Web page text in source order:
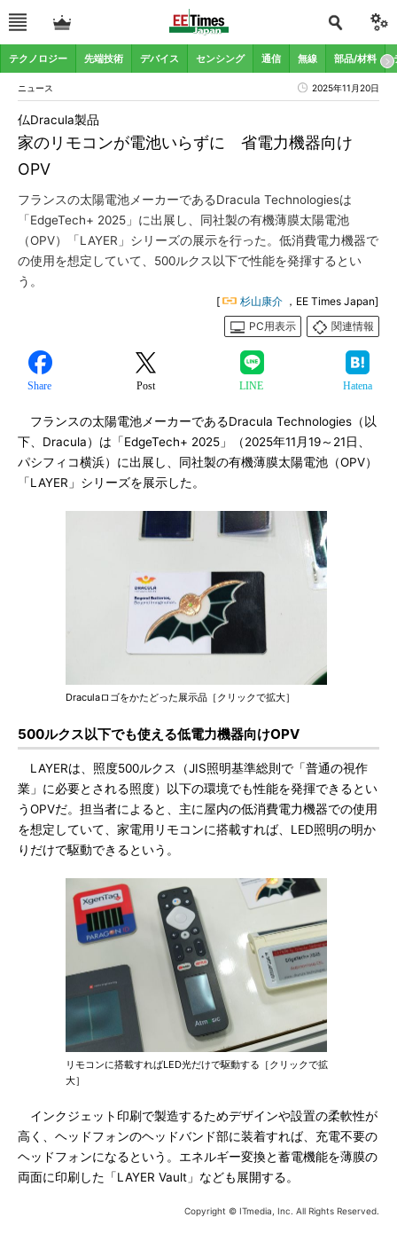
テクノロジー 先端技術 デバイス センシング 通信 無線 部品/材料
ニュース 2025年11月20日
家のリモコンが電池いらずに 省電力機器向け
OPV
仏Dracula製品
フランスの太陽電池メーカーであるDracula Technologiesは
「EdgeTech+ 2025」に出展し、同社製の有機薄膜太陽電池
（OPV）「LAYER」シリーズの展示を行った。低消費電力機器で
の使用を想定していて、500ルクス以下で性能を発揮するとい
う。
[ 杉山康介 ，EE Times Japan]
PC用表示
関連情報
Share Post LINE Hatena
フランスの太陽電池メーカーであるDracula Technologies（以
下、Dracula）は「EdgeTech+ 2025」（2025年11月19～21日、
パシフィコ横浜）に出展し、同社製の有機薄膜太陽電池（OPV）
「LAYER」シリーズを展示した。
Draculaロゴをかたどった展示品［クリックで拡大］
500ルクス以下でも使える低電力機器向けOPV
LAYERは、照度500ルクス（JIS照明基準総則で「普通の視作
業」に必要とされる照度）以下の環境でも性能を発揮できるとい
うOPVだ。担当者によると、主に屋内の低消費電力機器での使用
を想定していて、家電用リモコンに搭載すれば、LED照明の明か
りだけで駆動できるという。
リモコンに搭載すればLED光だけで駆動する［クリックで拡
大］
インクジェット印刷で製造するためデザインや設置の柔軟性が
高く、ヘッドフォンのヘッドバンド部に装着すれば、充電不要の
ヘッドフォンになるという。エネルギー変換と蓄電機能を薄膜の
両面に印刷した「LAYER Vault」なども展開する。
Copyright © ITmedia, Inc. All Rights Reserved.